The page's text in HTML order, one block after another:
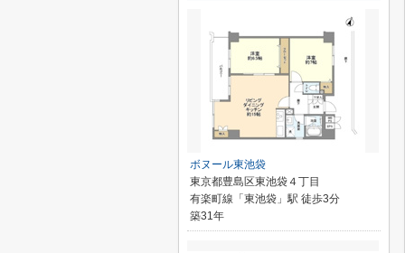
ボヌール東池袋
東京都豊島区東池袋４丁目
有楽町線「東池袋」駅 徒歩3分
築31年